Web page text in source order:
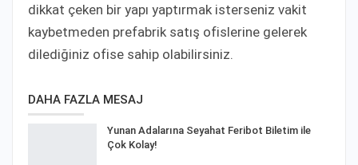
dikkat çeken bir yapı yaptırmak isterseniz vakit
kaybetmeden prefabrik satış ofislerine gelerek
dilediğiniz ofise sahip olabilirsiniz.
DAHA FAZLA MESAJ
Yunan Adalarına Seyahat Feribot Biletim ile
Çok Kolay!